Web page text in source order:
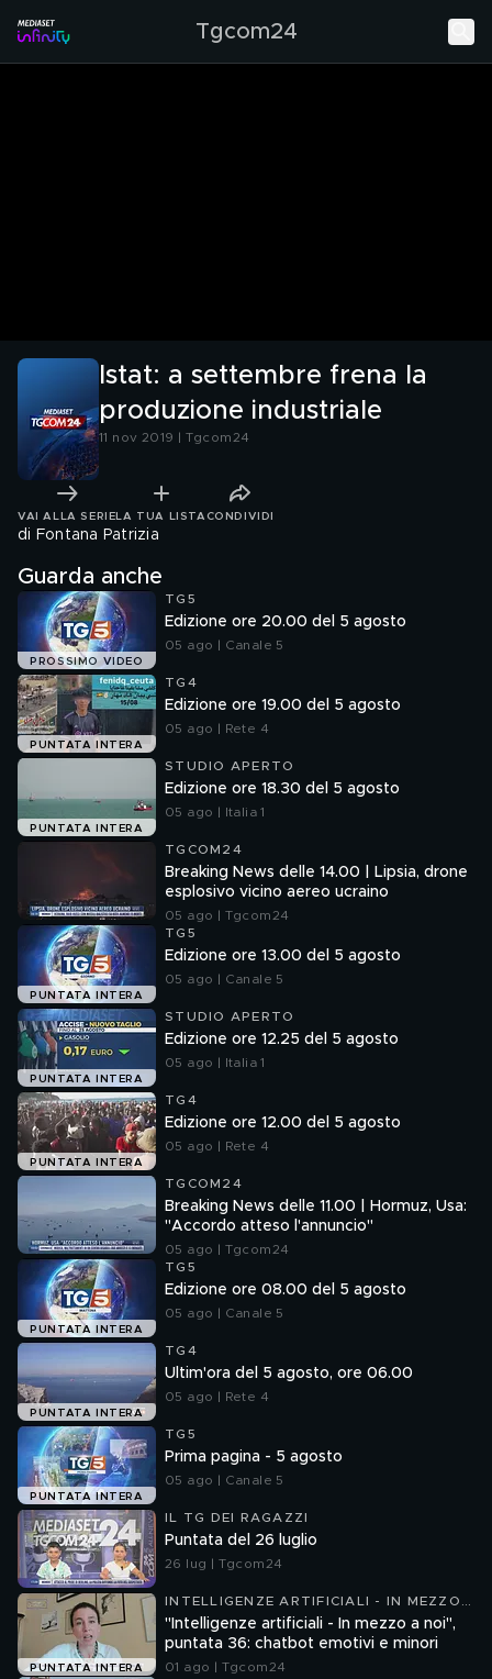
Tgcom24
Istat: a settembre frena la
produzione industriale
11 nov 2019 | Tgcom24
VAI ALLA SERIE LA TUA LISTA CONDIVIDI
di Fontana Patrizia
Guarda anche
PROSSIMO VIDEO
TG5
Edizione ore 20.00 del 5 agosto
05 ago | Canale 5
PUNTATA INTERA
TG4
Edizione ore 19.00 del 5 agosto
05 ago | Rete 4
PUNTATA INTERA
STUDIO APERTO
Edizione ore 18.30 del 5 agosto
05 ago | Italia 1
TGCOM24
Breaking News delle 14.00 | Lipsia, drone
esplosivo vicino aereo ucraino
05 ago | Tgcom24
PUNTATA INTERA
TG5
Edizione ore 13.00 del 5 agosto
05 ago | Canale 5
PUNTATA INTERA
STUDIO APERTO
Edizione ore 12.25 del 5 agosto
05 ago | Italia 1
PUNTATA INTERA
TG4
Edizione ore 12.00 del 5 agosto
05 ago | Rete 4
TGCOM24
Breaking News delle 11.00 | Hormuz, Usa:
"Accordo atteso l'annuncio"
05 ago | Tgcom24
PUNTATA INTERA
TG5
Edizione ore 08.00 del 5 agosto
05 ago | Canale 5
PUNTATA INTERA
TG4
Ultim'ora del 5 agosto, ore 06.00
05 ago | Rete 4
PUNTATA INTERA
TG5
Prima pagina - 5 agosto
05 ago | Canale 5
IL TG DEI RAGAZZI
Puntata del 26 luglio
26 lug | Tgcom24
PUNTATA INTERA
INTELLIGENZE ARTIFICIALI - IN MEZZO
A NOI
"Intelligenze artificiali - In mezzo a noi",
puntata 36: chatbot emotivi e minori
01 ago | Tgcom24